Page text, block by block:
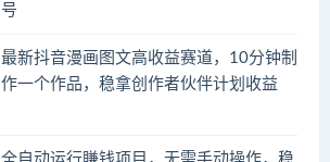
号
最新抖音漫画图文高收益赛道，10分钟制
作一个作品，稳拿创作者伙伴计划收益